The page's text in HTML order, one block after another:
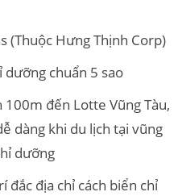
(Thuộc Hưng Thịnh Corp)
dưỡng chuẩn 5 sao
100m đến Lotte Vũng Tàu,
dàng khi du lịch tại vũng
dưỡng
đắc địa chỉ cách biển chỉ